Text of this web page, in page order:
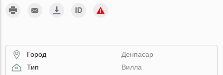
Город
Денпасар
Тип
Вилла